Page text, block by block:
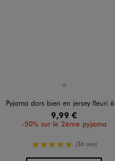
Disponible en 1 coloris
ROSE
Pyjama dors bien en jersey fleuri à pont-dos pressionné bébé
9,99 €
-50% sur le 2ème pyjama
5/5 de moyenne
(36 avis)